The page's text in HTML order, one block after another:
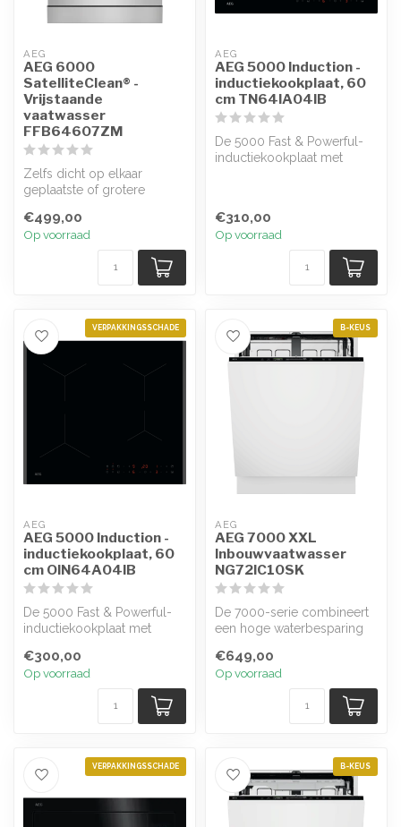
AEG
AEG 6000
SatelliteClean® -
Vrijstaande
vaatwasser
FFB64607ZM
Zelfs dicht op elkaar
geplaatste of grotere
SatelliteClean...
€499,00
Op voorraad
AEG
AEG 5000 Induction -
inductiekookplaat, 60
cm TN64IA04IB
De 5000 Fast & Powerful-
inductiekookplaat met
€310,00
Op voorraad
VERPAKKINGSSCHADE
AEG
AEG 5000 Induction -
inductiekookplaat, 60
cm OIN64A04IB
De 5000 Fast & Powerful-
inductiekookplaat met
keer zo snel...
€300,00
Op voorraad
B-KEUS
AEG
AEG 7000 XXL
Inbouwvaatwasser
NG72IC10SK
De 7000-serie combineert
een hoge waterbesparing
da...
€649,00
Op voorraad
VERPAKKINGSSCHADE B-KEUS